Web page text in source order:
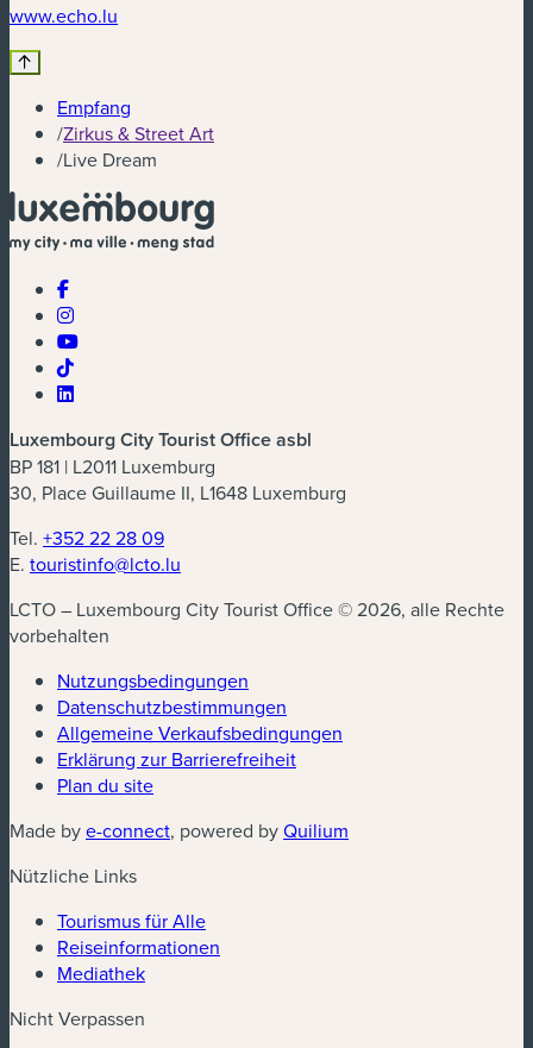
www.echo.lu
Empfang
/Zirkus & Street Art
/Live Dream
Luxembourg City Tourist Office asbl
BP 181 | L2011 Luxemburg
30, Place Guillaume II, L1648 Luxemburg
Tel. +352 22 28 09
E. touristinfo@lcto.lu
LCTO – Luxembourg City Tourist Office © 2026, alle Rechte
vorbehalten
Nutzungsbedingungen
Datenschutzbestimmungen
Allgemeine Verkaufsbedingungen
Erklärung zur Barrierefreiheit
Plan du site
Made bye-connect(neues Fenster)
, powered byQuilium
Nützliche Links
Tourismus für Alle
Reiseinformationen
Mediathek
Nicht Verpassen